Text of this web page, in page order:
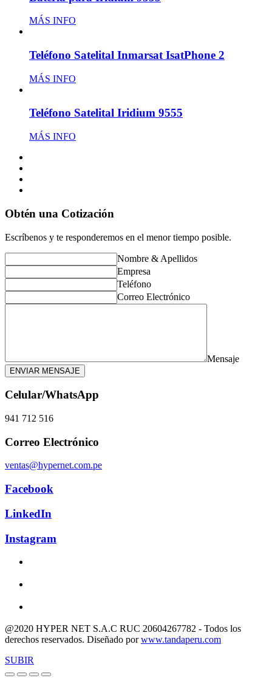
MÁS INFO
Teléfono Satelital Inmarsat IsatPhone 2
MÁS INFO
Teléfono Satelital Iridium 9555
MÁS INFO
Obtén una Cotización
Escríbenos y te responderemos en el menor tiempo posible.
Nombre & Apellidos
Empresa
Teléfono
Correo Electrónico
Mensaje
ENVIAR MENSAJE
Celular/WhatsApp
941 712 516
Correo Electrónico
ventas@hypernet.com.pe
Facebook
LinkedIn
Instagram
@2020 HYPER NET S.A.C RUC 20604267782 - Todos los
derechos reservados. Diseñado porwww.tandaperu.com
SUBIR